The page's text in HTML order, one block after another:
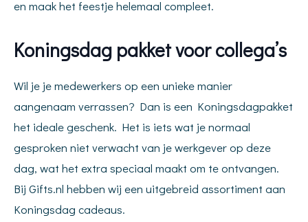
en maak het feestje helemaal compleet.
Koningsdag pakket voor collega’s
Wil je je medewerkers op een unieke manier
aangenaam verrassen? Dan is een Koningsdagpakket
het ideale geschenk. Het is iets wat je normaal
gesproken niet verwacht van je werkgever op deze
dag, wat het extra speciaal maakt om te ontvangen.
Bij Gifts.nl hebben wij een uitgebreid assortiment aan
Koningsdag cadeaus.